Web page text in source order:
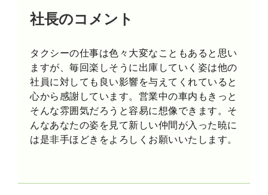
社長のコメント
タクシーの仕事は色々大変なこともあると思い
ますが、毎回楽しそうに出庫していく姿は他の
社員に対しても良い影響を与えてくれていると
心から感謝しています。営業中の車内もきっと
そんな雰囲気だろうと容易に想像できます。そ
んなあなたの姿を見て新しい仲間が入った暁に
は是非手ほどきをよろしくお願いいたします。